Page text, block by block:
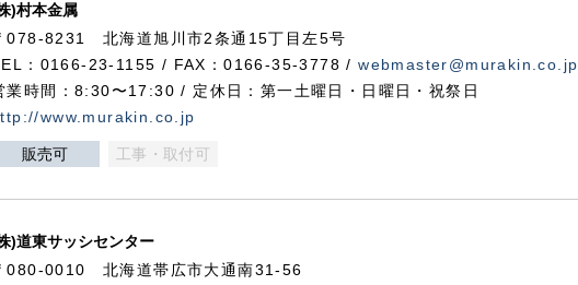
)村本金属
078-8231 北海道旭川市2条通15丁目左5号
：0166-23-1155 / FAX：0166-35-3778 /webmaster@murakin.co.jp
業時間：8:30〜17:30 / 定休日：第一土曜日・日曜日・祝祭日
www.murakin.co.jp
販売可 工事・取付可
)道東サッシセンター
080-0010 北海道帯広市大通南31-56